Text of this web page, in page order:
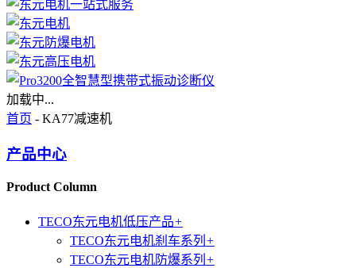
加载中...
首页 - KA77减速机
产品中心
Product Column
TECO东元电机低压产品+
TECO东元电机刹车系列 +
TECO东元电机防爆系列 +